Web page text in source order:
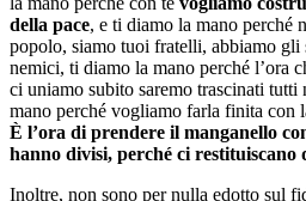
della pace, e ti diamo la mano perché
popolo, siamo tuoi fratelli, abbiamo gli
nemici, ti diamo la mano perché l’ora
ci uniamo subito saremo trascinati
mano perché vogliamo farla finita con
È l’ora di prendere il manganello
hanno divisi, perché ci restituiscano
Inoltre, non sono per nulla edotto sul